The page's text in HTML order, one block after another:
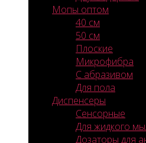
Мопы оптом
40 см
50 см
Плоские
Микрофибра
С абразивом
Для пола
Диспенсеры
Сенсорные
Для жидкого
Дозаторы для